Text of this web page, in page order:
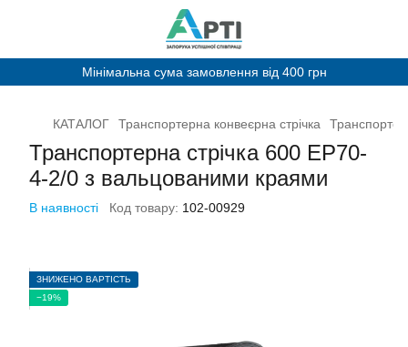
Мінімальна сума замовлення від 400 грн
КАТАЛОГ Транспортерна конвеєрна стрічка
Транспортерна стрічка 600 EP70-
4-2/0 з вальцованими краями
В наявності Код товару: 102-00929
ЗНИЖЕНО ВАРТІСТЬ
−19%